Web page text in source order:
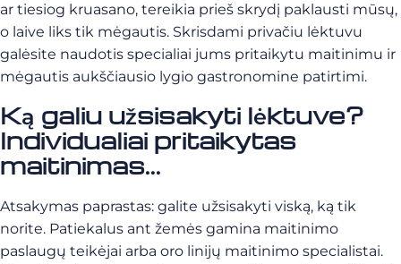
ar tiesiog kruasano, tereikia prieš skrydį paklausti mūsų,
o laive liks tik mėgautis. Skrisdami privačiu lėktuvu
galėsite naudotis specialiai jums pritaikytu maitinimu ir
mėgautis aukščiausio lygio gastronomine patirtimi.
Ką galiu užsisakyti lėktuve?
Individualiai pritaikytas
maitinimas…
Atsakymas paprastas: galite užsisakyti viską, ką tik
norite. Patiekalus ant žemės gamina maitinimo
paslaugų teikėjai arba oro linijų maitinimo specialistai.